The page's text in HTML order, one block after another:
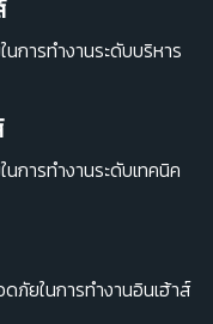
การทำงานระดับบริหาร
การทำงานระดับเทคนิค
ภัยในการทำงานอินเฮ้าส์